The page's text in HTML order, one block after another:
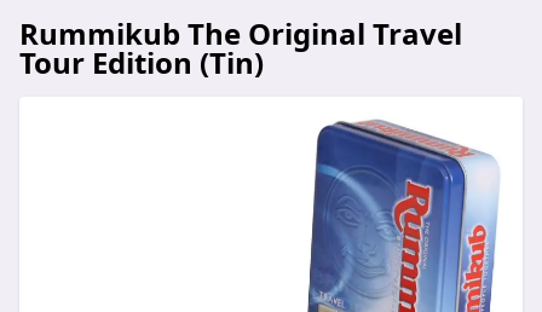
Rummikub The Original Travel
Tour Edition (Tin)